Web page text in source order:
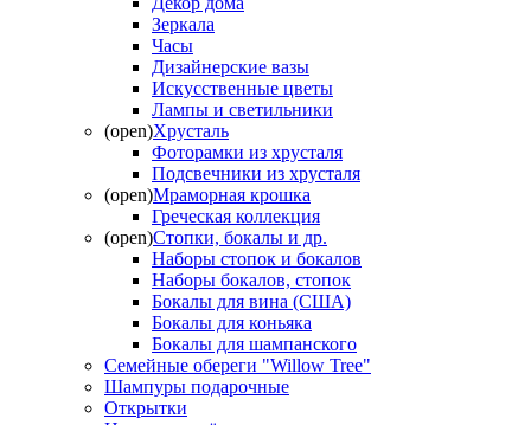
Зеркала
Часы
Дизайнерские вазы
Искусственные цветы
Лампы и светильники
(open)Хрусталь
Фоторамки из хрусталя
Подсвечники из хрусталя
(open)Мраморная крошка
Греческая коллекция
(open)Стопки, бокалы и др.
Наборы стопок и бокалов
Наборы бокалов, стопок
Бокалы для вина (США)
Бокалы для коньяка
Бокалы для шампанского
Семейные обереги "Willow Tree"
Шампуры подарочные
Открытки